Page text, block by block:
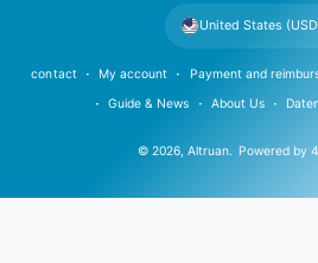
© 2026,Altruan. Powered by
contact My account Payment and
Guide & News About Us